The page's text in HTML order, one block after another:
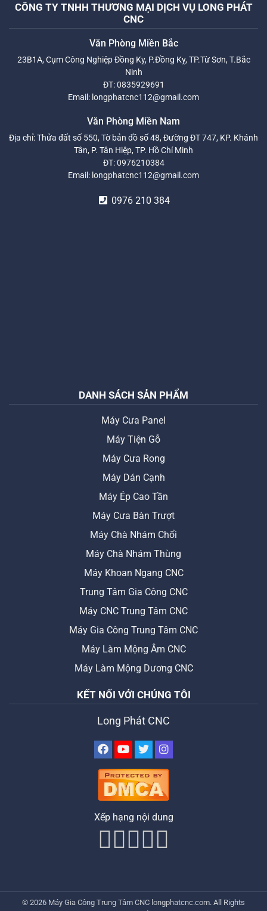
CÔNG TY TNHH THƯƠNG MẠI DỊCH VỤ LONG PHÁT
CNC
Văn Phòng Miền Bắc
23B1A, Cụm Công Nghiệp Đồng Kỵ, P.Đồng Kỵ, TP.Từ Sơn, T.Bắc
Ninh
ĐT:0835929691
Email: longphatcnc112@gmail.com
Văn Phòng Miền Nam
Địa chỉ: Thửa đất số 550, Tờ bản đồ số 48, Đường ĐT 747, KP. Khánh
Tân, P. Tân Hiệp, TP. Hồ Chí Minh
ĐT:0976210384
Email: longphatcnc112@gmail.com
0976 210 384
DANH SÁCH SẢN PHẨM
Máy Cưa Panel
Máy Tiện Gỗ
Máy Cưa Rong
Máy Dán Cạnh
Máy Ép Cao Tần
Máy Cưa Bàn Trượt
Máy Chà Nhám Chổi
Máy Chà Nhám Thùng
Máy Khoan Ngang CNC
Trung Tâm Gia Công CNC
Máy CNC Trung Tâm CNC
Máy Gia Công Trung Tâm CNC
Máy Làm Mộng Âm CNC
Máy Làm Mộng Dương CNC
KẾT NỐI VỚI CHÚNG TÔI
Long Phát CNC
Xếp hạng nội dung
© 2026 Máy Gia Công Trung Tâm CNC longphatcnc.com. All Rights